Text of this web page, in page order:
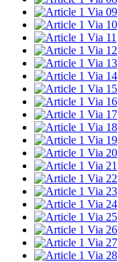
Via 09
Via 10
Via 11
Via 12
Via 13
Via 14
Via 15
Via 16
Via 17
Via 18
Via 19
Via 20
Via 21
Via 22
Via 23
Via 24
Via 25
Via 26
Via 27
Via 28